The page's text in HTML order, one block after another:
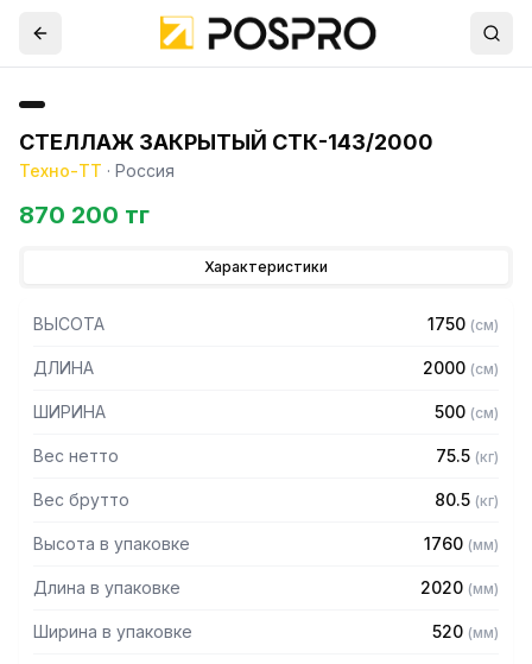
СТЕЛЛАЖ ЗАКРЫТЫЙ СТК-143/2000
Техно-ТТ · Россия
870 200 тг
Характеристики
ВЫСОТА 1750 (см)
ДЛИНА 2000 (см)
ШИРИНА 500 (см)
Вес нетто 75.5 (кг)
Вес брутто 80.5 (кг)
Высота в упаковке 1760 (мм)
Длина в упаковке 2020 (мм)
Ширина в упаковке 520 (мм)